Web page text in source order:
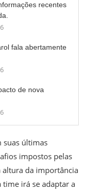
recentes
fala abertamente
de nova
suas últimas
impostos pelas
altura da importância
time irá se adaptar a